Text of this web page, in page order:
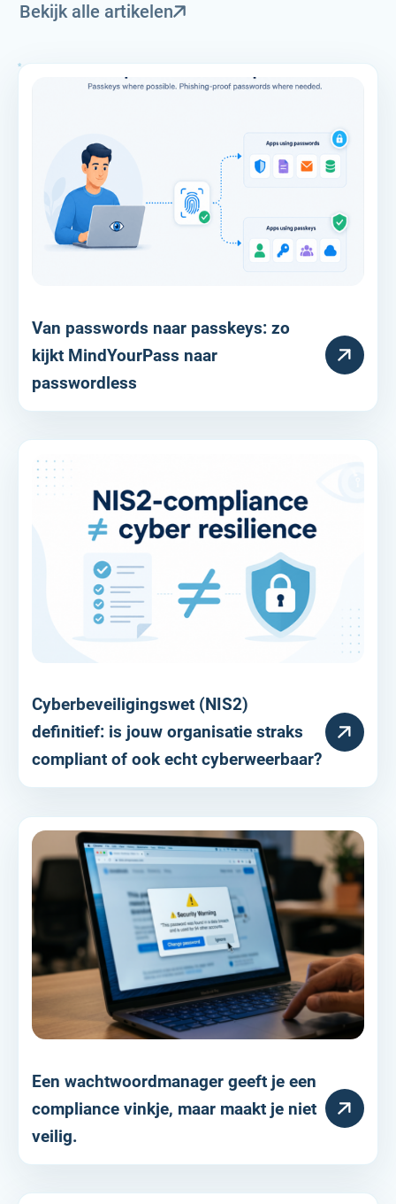
Bekijk alle artikelen
RESOURCE
Van passwords naar passkeys: zo
kijkt MindYourPass naar
passwordless
RESOURCE
Cyberbeveiligingswet (NIS2)
definitief: is jouw organisatie straks
compliant of ook echt cyberweerbaar?
HULPARTIKEL
Een wachtwoordmanager geeft je een
compliance vinkje, maar maakt je niet
veilig.